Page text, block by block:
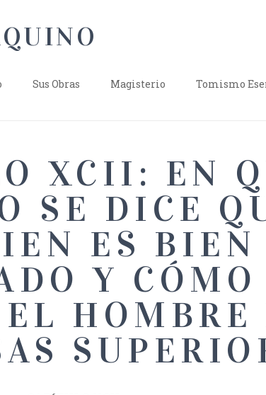
Sus Obras Magisterio Tomismo
XCII: EN
SE DICE
ES BIEN
Y CÓMO
HOMBRE